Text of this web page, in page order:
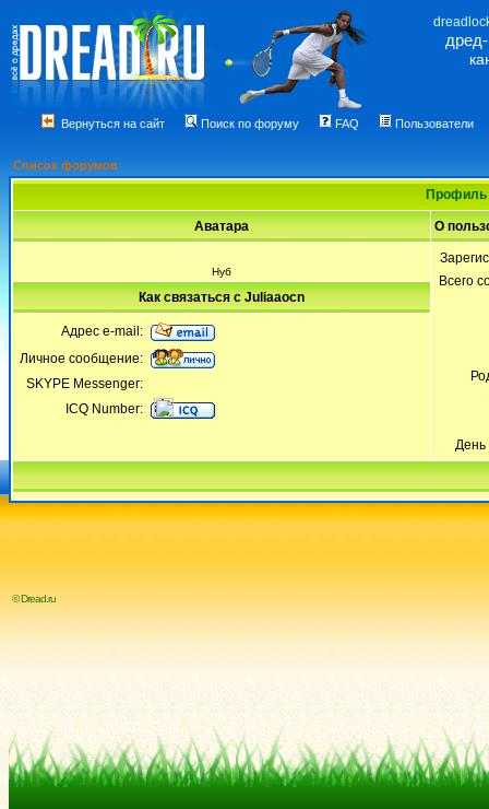
Вернуться на сайт Поиск по форуму FAQ Пользователи
Список форумов
Профиль
Аватара О
Нуб
Всего
День
Как связаться с Juliaaocn
Адрес e-mail:
Личное сообщение:
SKYPE Messenger:
ICQ Number:
© Dread.ru